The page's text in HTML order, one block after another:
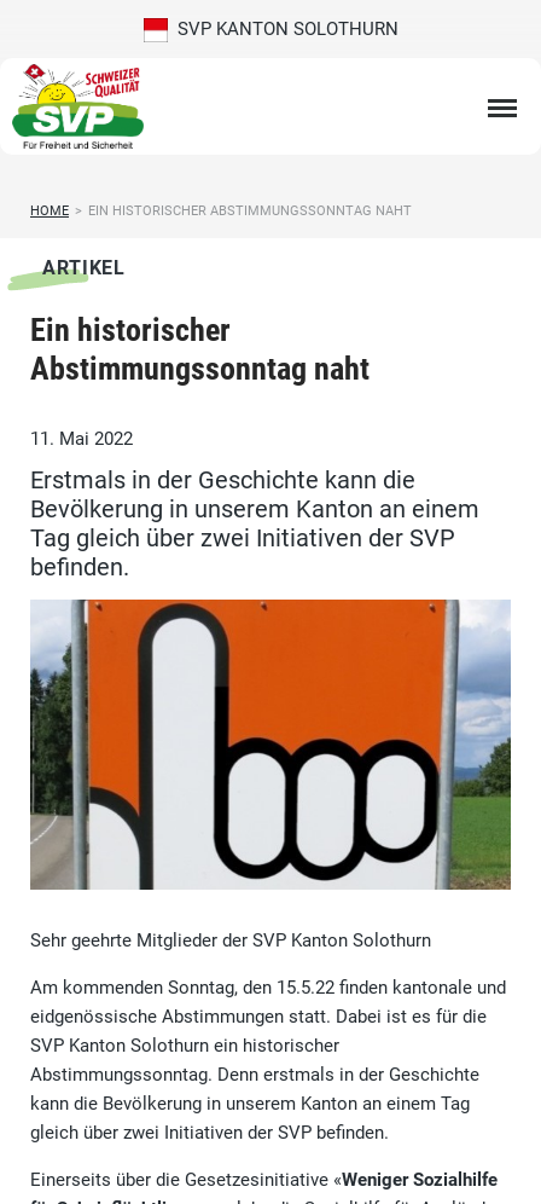
SVP KANTON SOLOTHURN
HOME > EIN HISTORISCHER ABSTIMMUNGSSONNTAG NAHT
ARTIKEL
Ein historischer
Abstimmungssonntag naht
11. Mai 2022
Erstmals in der Geschichte kann die
Bevölkerung in unserem Kanton an einem
Tag gleich über zwei Initiativen der SVP
befinden.
Sehr geehrte Mitglieder der SVP Kanton Solothurn
Am kommenden Sonntag, den 15.5.22 finden kantonale und
eidgenössische Abstimmungen statt. Dabei ist es für die
SVP Kanton Solothurn ein historischer
Abstimmungssonntag. Denn erstmals in der Geschichte
kann die Bevölkerung in unserem Kanton an einem Tag
gleich über zwei Initiativen der SVP befinden.
Einerseits über die Gesetzesinitiative «Weniger Sozialhilfe